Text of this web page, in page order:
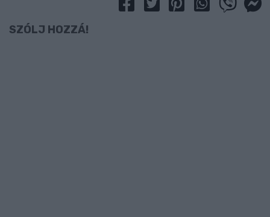
SZÓLJ HOZZÁ!